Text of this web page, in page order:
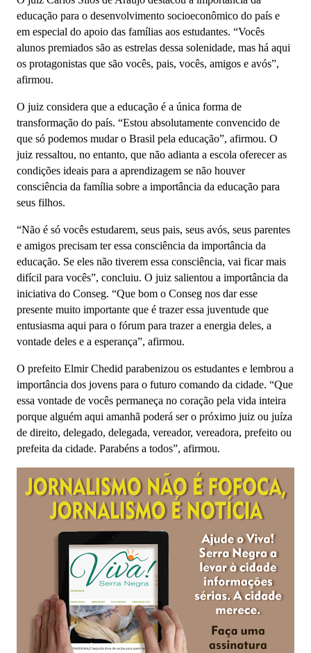
educação para o desenvolvimento socioeconômico do país e
em especial do apoio das famílias aos estudantes. “Vocês
alunos premiados são as estrelas dessa solenidade, mas há aqui
os protagonistas que são vocês, pais, vocês, amigos e avós”,
afirmou.
O juiz considera que a educação é a única forma de
transformação do país. “Estou absolutamente convencido de
que só podemos mudar o Brasil pela educação”, afirmou. O
juiz ressaltou, no entanto, que não adianta a escola oferecer as
condições ideais para a aprendizagem se não houver
consciência da família sobre a importância da educação para
seus filhos.
“Não é só vocês estudarem, seus pais, seus avós, seus parentes
e amigos precisam ter essa consciência da importância da
educação. Se eles não tiverem essa consciência, vai ficar mais
difícil para vocês”, concluiu. O juiz salientou a importância da
iniciativa do Conseg. “Que bom o Conseg nos dar esse
presente muito importante que é trazer essa juventude que
entusiasma aqui para o fórum para trazer a energia deles, a
vontade deles e a esperança”, afirmou.
O prefeito Elmir Chedid parabenizou os estudantes e lembrou a
importância dos jovens para o futuro comando da cidade. “Que
essa vontade de vocês permaneça no coração pela vida inteira
porque alguém aqui amanhã poderá ser o próximo juiz ou juíza
de direito, delegado, delegada, vereador, vereadora, prefeito ou
prefeita da cidade. Parabéns a todos”, afirmou.